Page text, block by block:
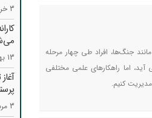
جنگ‌ها، افراد طی چهار مرحله
اما راهکارهای علمی مختلفی
کنیم.
3 خرداد 1401
13 بهمن 1400
3 مرداد 1401